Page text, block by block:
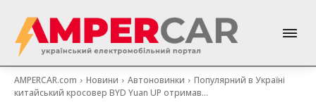
AMPERCAR.com Новини Автоновинки
Популярний в Україні
китайський кросовер BYD Yuan UP отримав...